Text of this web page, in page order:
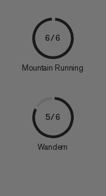
6/6
Mountain Running
5/6
Wandern